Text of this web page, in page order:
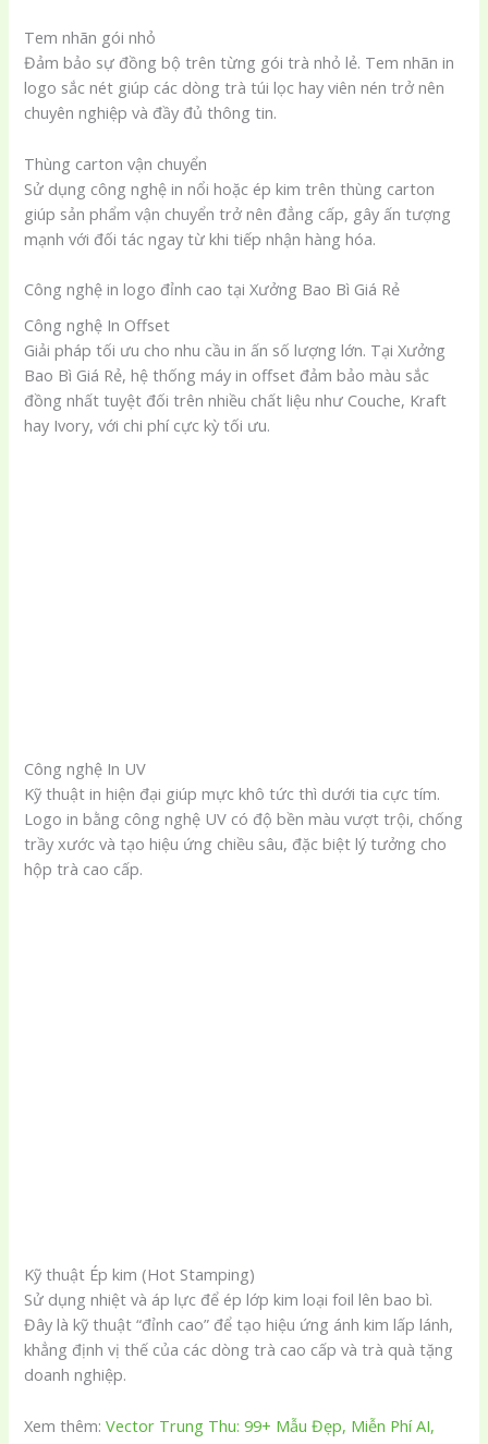
Tem nhãn gói nhỏ
Đảm bảo sự đồng bộ trên từng gói trà nhỏ lẻ. Tem nhãn in
logo sắc nét giúp các dòng trà túi lọc hay viên nén trở nên
chuyên nghiệp và đầy đủ thông tin.
Thùng carton vận chuyển
Sử dụng công nghệ in nổi hoặc ép kim trên thùng carton
giúp sản phẩm vận chuyển trở nên đẳng cấp, gây ấn tượng
mạnh với đối tác ngay từ khi tiếp nhận hàng hóa.
Công nghệ in logo đỉnh cao tại Xưởng Bao Bì Giá Rẻ
Công nghệ In Offset
Giải pháp tối ưu cho nhu cầu in ấn số lượng lớn. Tại Xưởng
Bao Bì Giá Rẻ, hệ thống máy in offset đảm bảo màu sắc
đồng nhất tuyệt đối trên nhiều chất liệu như Couche, Kraft
hay Ivory, với chi phí cực kỳ tối ưu.
Công nghệ In UV
Kỹ thuật in hiện đại giúp mực khô tức thì dưới tia cực tím.
Logo in bằng công nghệ UV có độ bền màu vượt trội, chống
trầy xước và tạo hiệu ứng chiều sâu, đặc biệt lý tưởng cho
hộp trà cao cấp.
Kỹ thuật Ép kim (Hot Stamping)
Sử dụng nhiệt và áp lực để ép lớp kim loại foil lên bao bì.
Đây là kỹ thuật “đỉnh cao” để tạo hiệu ứng ánh kim lấp lánh,
khẳng định vị thế của các dòng trà cao cấp và trà quà tặng
doanh nghiệp.
Xem thêm:Vector Trung Thu: 99+ Mẫu Đẹp, Miễn Phí AI,